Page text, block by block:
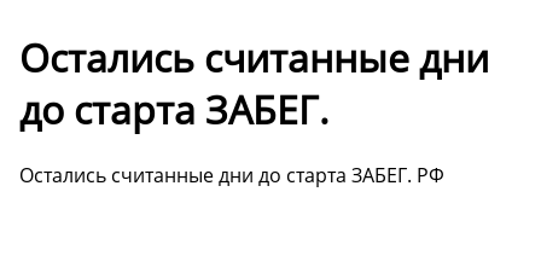
Остались считанные дни
до старта ЗАБЕГ.
Остались считанные дни до старта ЗАБЕГ. РФ